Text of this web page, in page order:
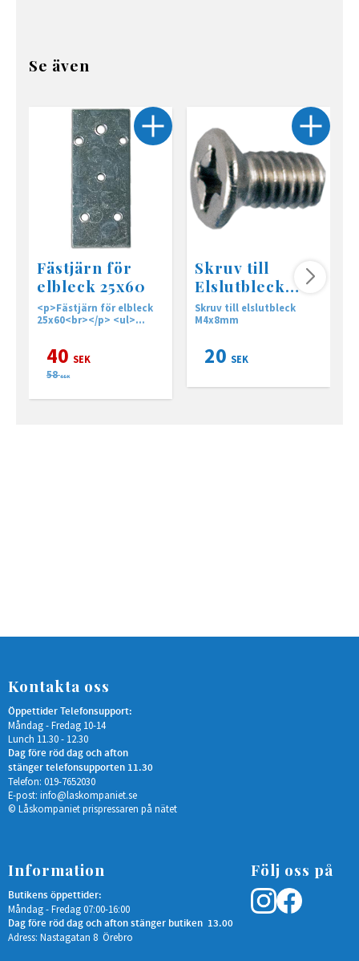
Se även
Fästjärn för
elbleck 25x60
<p>Fästjärn för elbleck
25x60<br></p> <ul>
</li><li>1 hål med M5
</li></ul><p><br></p>
40 SEK
58 SEK
Skruv till
Elslutbleck
4x8mm
Skruv till elslutbleck
M4x8mm
20 SEK
Kontakta oss
Öppettider Telefonsupport:
Måndag - Fredag 10-14
Lunch 11.30 - 12.30
Dag före röd dag och afton
stänger telefonsupporten 11.30
Telefon: 019-7652030
E-post: info@laskompaniet.se
© Låskompaniet prispressaren på nätet
Information
Butikens öppettider:
Måndag - Fredag 07:00-16:00
Dag före röd dag och afton stänger butiken 13.00
Adress: Nastagatan 8 Örebro
Följ oss på